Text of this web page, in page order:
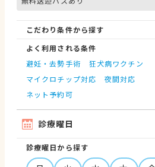
こだわり条件から探す
よく利用される条件
避妊・去勢手術
狂犬病ワクチン
マイクロチップ対応
夜間対応
ネット予約可
診療曜日
診療曜日から探す